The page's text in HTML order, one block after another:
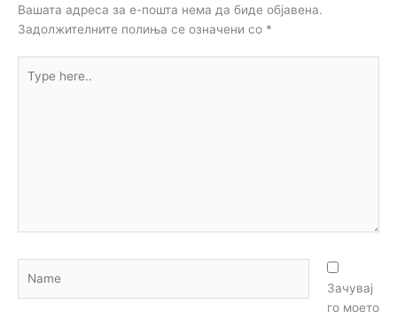
Вашата адреса за е-пошта нема да биде објавена.
Задолжителните полиња се означени со *
here..
Зачувај
го моето